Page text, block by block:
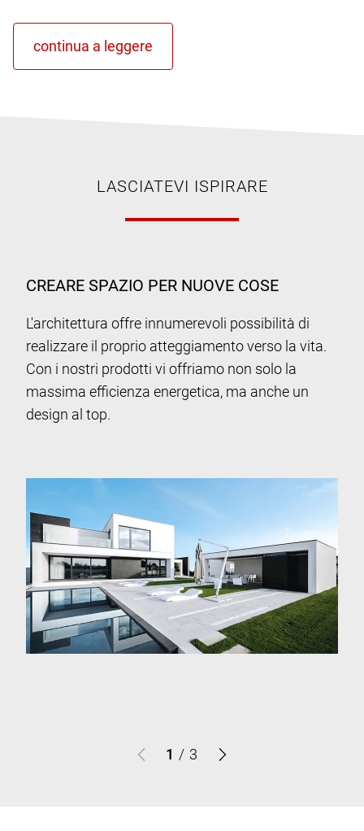
LASCIATEVI ISPIRARE
CREARE SPAZIO PER NUOVE COSE
L'architettura offre innumerevoli possibilità di
realizzare il proprio atteggiamento verso la vita.
Con i nostri prodotti vi offriamo non solo la
massima efficienza energetica, ma anche un
design al top.
1 / 3